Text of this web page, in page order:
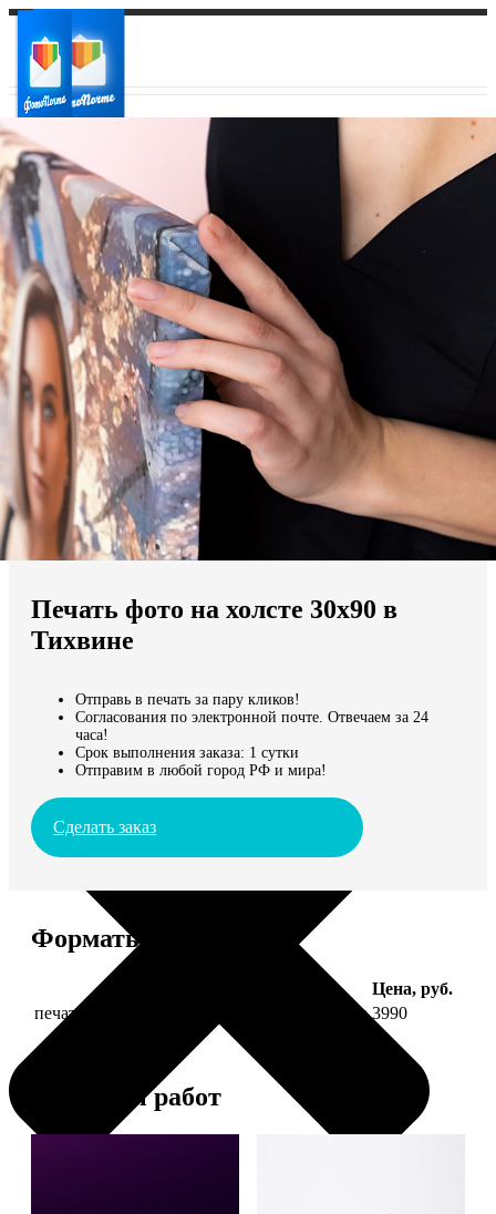
Ваш город:
Ваш регион доставки
Выберите из списка:
Мы доставляем по всему миру
Продолжить без города
Печать фото на холсте 30х90 в
Тихвине
Отправь в печать за пару кликов!
Согласования по электронной почте. Отвечаем за 24
часа!
Срок выполнения заказа: 1 сутки
Отправим в любой город РФ и мира!
Сделать заказ
Форматы и цены
Цена, руб.
печать фото на холсте 30х90 на подрамнике 3990
Примеры работ